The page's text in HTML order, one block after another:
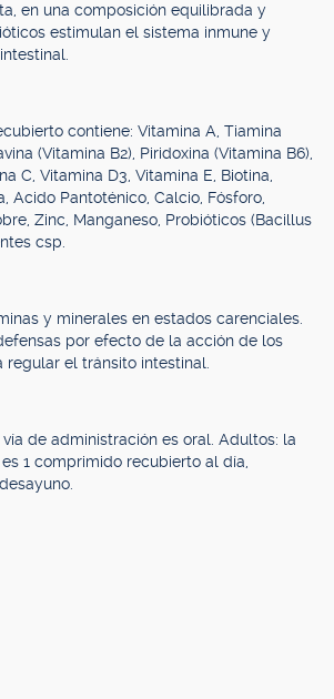
en una composición equilibrada y
estimulan el sistema inmune y
contiene: Vitamina A, Tiamina
(Vitamina B2), Piridoxina (Vitamina B6),
C, Vitamina D3, Vitamina E, Biotina,
Acido Pantoténico, Calcio, Fósforo,
Zinc, Manganeso, Probióticos (Bacillus
csp.
y minerales en estados carenciales.
por efecto de la acción de los
regular el tránsito intestinal.
vía de administración es oral. Adultos: la
1 comprimido recubierto al día,